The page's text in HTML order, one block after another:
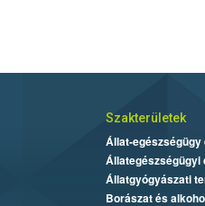
Szakterületek
Állat-
Állategészségügyi
Állatgyógyászati
Borászat és